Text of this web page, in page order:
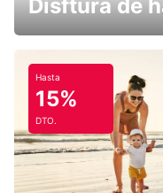
Disftura de
Hasta
15%
DTO.